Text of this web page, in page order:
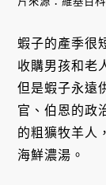
蝦子的產季很
收購男孩和老
但是蝦子永遠
官、伯恩的政
的粗獷牧羊人
海鮮濃湯。